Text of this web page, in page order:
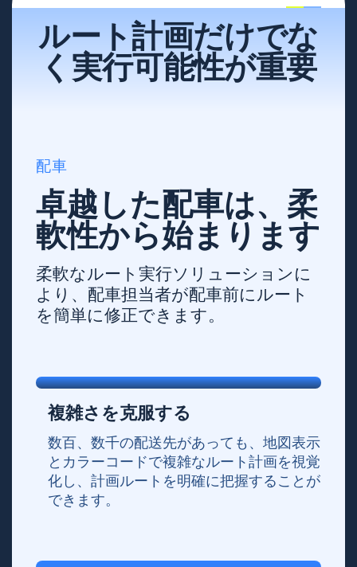
ルート計画だけでな
く実行可能性が重要
配車
卓越した配車は、柔
軟性から始まります
柔軟なルート実行ソリューションに
より、配車担当者が配車前にルート
を簡単に修正できます。
複雑さを克服する
数百、数千の配送先があっても、地図表示
とカラーコードで複雑なルート計画を視覚
化し、計画ルートを明確に把握することが
できます。